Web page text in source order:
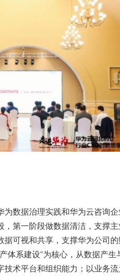
数据治理实践和华为云咨询
第一阶段做数据清洁，支撑
可视和共享，支撑华为公司
体系建设”为核心，从数据产生
术平台和组织能力；以业务